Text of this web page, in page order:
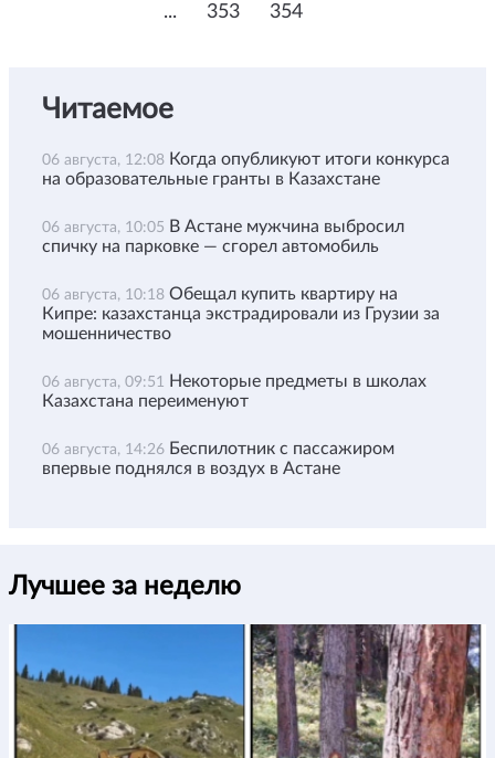
...
353 354
Читаемое
06 августа, 12:08 Когда опубликуют итоги конкурса
на образовательные гранты в Казахстане
06 августа, 10:05 В Астане мужчина выбросил
спичку на парковке — сгорел автомобиль
06 августа, 10:18 Обещал купить квартиру на
Кипре: казахстанца экстрадировали из Грузии за
мошенничество
06 августа, 09:51
Некоторые предметы в школах
Казахстана переименуют
06 августа, 14:26 Беспилотник с пассажиром
впервые поднялся в воздух в Астане
Лучшее за неделю